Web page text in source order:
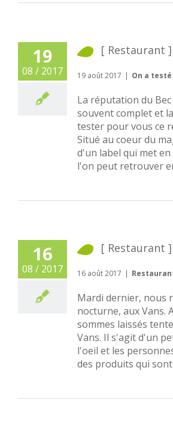
19
08 / 2017
[ Restaurant
19 août 2017 | On a
La réputation du
souvent complet et
tester pour vous ce
Situé au coeur du
d'un label qui met
l'on peut retrouver
16
08 / 2017
[ Restaurant
16 août 2017 |
Mardi dernier, nous
nocturne, aux Vans.
sommes laissés
Vans. Il s'agit d'un
l'oeil et les
des produits qui